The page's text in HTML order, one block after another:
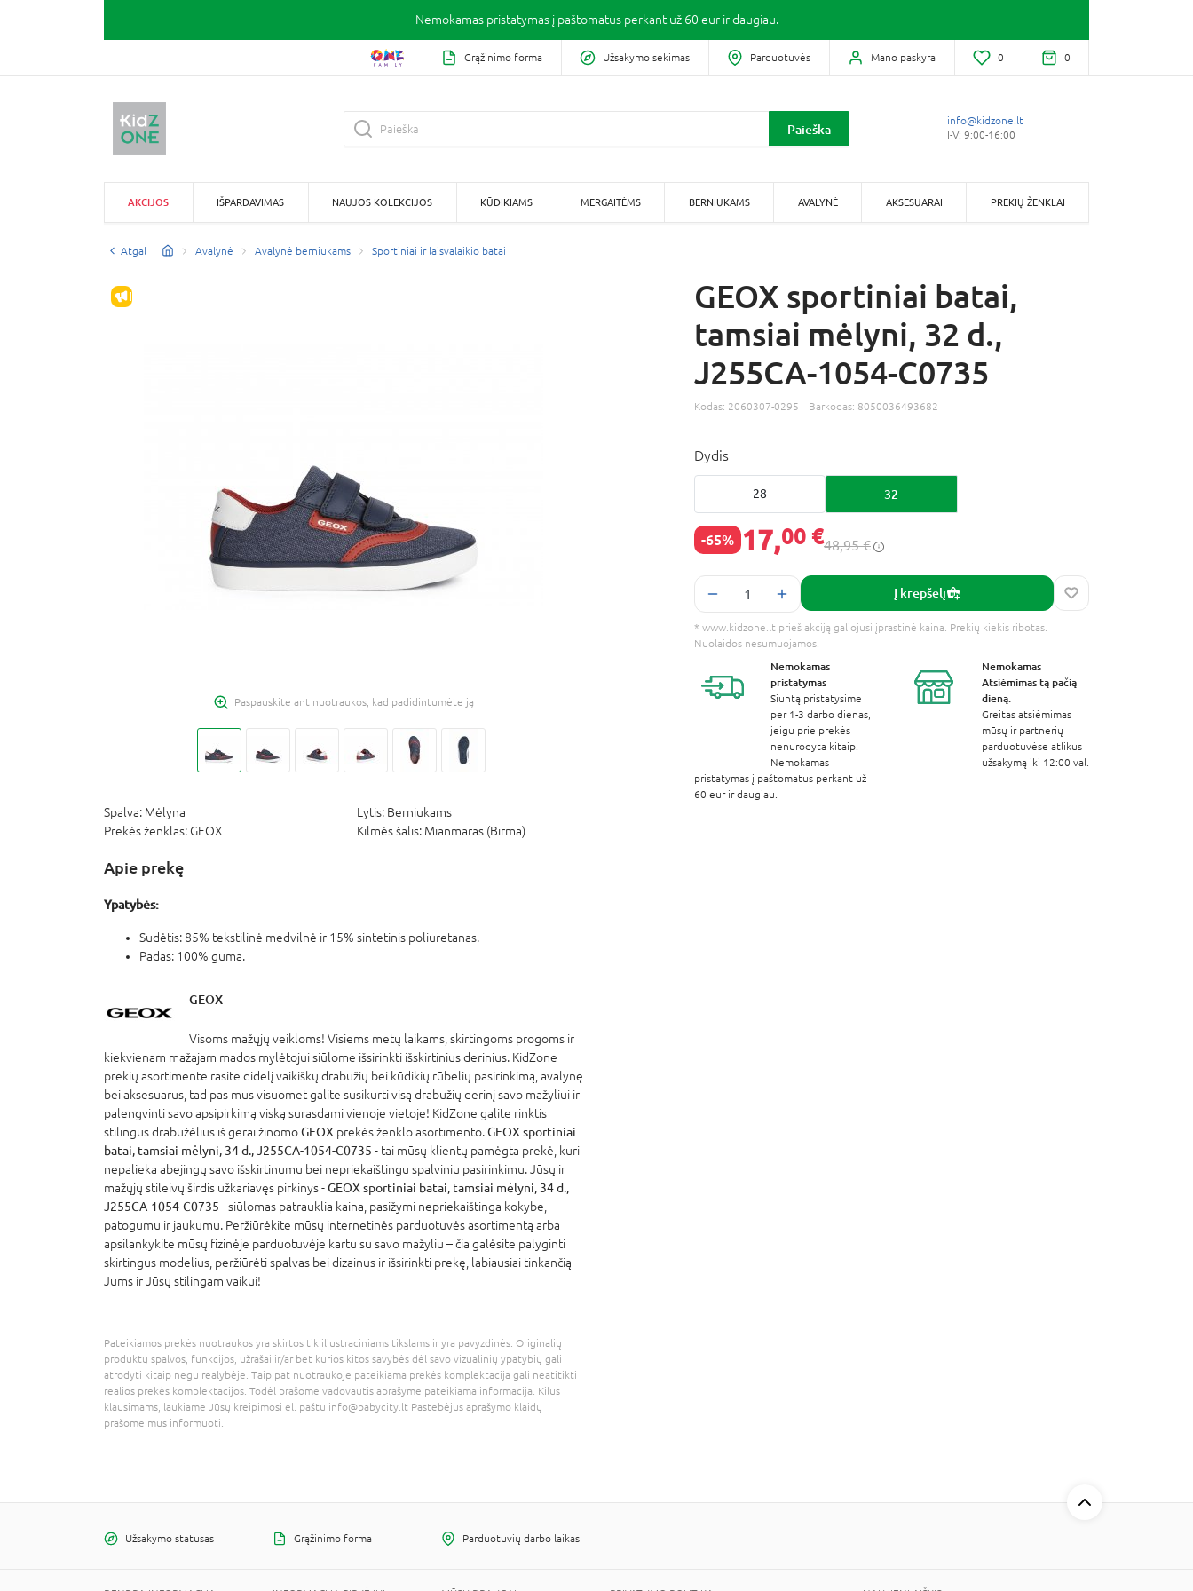
Nemokamas pristatymas į paštomatus perkant už 60 eur ir daugiau.
Grąžinimo forma Užsakymo sekimas Parduotuvės Mano paskyra 0 0
Paieška
info@kidzone.lt
I-V: 9:00-16:00
AKCIJOS IŠPARDAVIMAS NAUJOS KOLEKCIJOS KŪDIKIAMS MERGAITĖMS BERNIUKAMS AVALYNĖ AKSESUARAI PREKIŲ ŽENKLAI
Atgal Avalynė Avalynė berniukams Sportiniai ir laisvalaikio batai
IŠPARDAVIMAS
Paspauskite ant nuotraukos, kad padidintumėte ją
Spalva: Mėlyna Lytis: Berniukams
Prekės ženklas: GEOX Kilmės šalis: Mianmaras (Birma)
Apie prekę
Ypatybės:
Sudėtis: 85% tekstilinė medvilnė ir 15% sintetinis poliuretanas.
Padas: 100% guma.
GEOX
Visoms mažųjų veikloms! Visiems metų laikams, skirtingoms progoms ir
kiekvienam mažajam mados mylėtojui siūlome išsirinkti išskirtinius derinius. KidZone
prekių asortimente rasite didelį vaikiškų drabužių bei kūdikių rūbelių pasirinkimą, avalynę
bei aksesuarus, tad pas mus visuomet galite susikurti visą drabužių derinį savo mažyliui ir
palengvinti savo apsipirkimą viską surasdami vienoje vietoje! KidZone galite rinktis
stilingus drabužėlius iš gerai žinomoGEOX prekės ženklo asortimento.GEOX sportiniai
batai, tamsiai mėlyni, 34 d., J255CA-1054-C0735 - tai mūsų klientų pamėgta prekė, kuri
nepalieka abejingų savo išskirtinumu bei nepriekaištingu spalviniu pasirinkimu. Jūsų ir
mažųjų stileivų širdis užkariavęs pirkinys -GEOX sportiniai batai, tamsiai mėlyni, 34 d.,
J255CA-1054-C0735 - siūlomas patrauklia kaina, pasižymi nepriekaištinga kokybe,
patogumu ir jaukumu. Peržiūrėkite mūsų internetinės parduotuvės asortimentą arba
apsilankykite mūsų fizinėje parduotuvėje kartu su savo mažyliu – čia galėsite palyginti
skirtingus modelius, peržiūrėti spalvas bei dizainus ir išsirinkti prekę, labiausiai tinkančią
Jums ir Jūsų stilingam vaikui!
Pateikiamos prekės nuotraukos yra skirtos tik iliustraciniams tikslams ir yra pavyzdinės. Originalių
produktų spalvos, funkcijos, užrašai ir/ar bet kurios kitos savybės dėl savo vizualinių ypatybių gali
atrodyti kitaip negu realybėje. Taip pat nuotraukoje pateikiama prekės komplektacija gali neatitikti
realios prekės komplektacijos. Todėl prašome vadovautis aprašyme pateikiama informacija. Kilus
klausimams, laukiame Jūsų kreipimosi el. paštu info@babycity.lt Pastebėjus aprašymo klaidų
prašome mus informuoti.
GEOX sportiniai batai,
tamsiai mėlyni, 32 d.,
J255CA-1054-C0735
Kodas: 2060307-0295 Barkodas: 8050036493682
Dydis
28 32
-65% 17,00 €48,95 €
Į krepšelį
* www.kidzone.lt prieš akciją galiojusi įprastinė kaina. Prekių kiekis ribotas.
Nuolaidos nesumuojamos.
Nemokamas
pristatymas
Siuntą pristatysime
per 1-3 darbo dienas,
jeigu prie prekės
nenurodyta kitaip.
Nemokamas
pristatymas į paštomatus perkant už
60 eur ir daugiau.
Nemokamas
Atsiėmimastą pačią
dieną.
Greitas atsiėmimas
mūsų ir partnerių
parduotuvėse atlikus
užsakymą iki 12:00 val.
Užsakymo statusas Grąžinimo forma Parduotuvių darbo laikas